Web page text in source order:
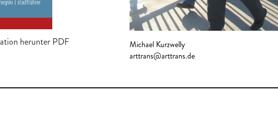
herunter PDF
Michael Kurzwelly
arttrans@arttrans.de